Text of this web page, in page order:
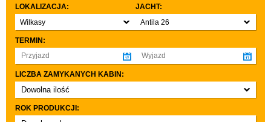
LOKALIZACJA:
Wilkasy
JACHT:
Antila 26
TERMIN:
LICZBA ZAMYKANYCH KABIN:
Dowolna ilość
co najmniej 1
co najmniej 2
ROK PRODUKCJI: